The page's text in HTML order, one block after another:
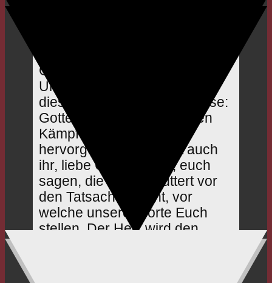
Geistesausrüstung geben.
Unsere feste Zuversicht in
dieser schweren Zeit ist diese:
Gottes Volk wird aus diesen
Kämpfen gesegnet
hervorgehen! Das dürft auch
ihr, liebe Geschwister, euch
sagen, die ihr erschüttert vor
den Tatsachen steht, vor
welche unsere Worte Euch
stellen. Der Herr wird den